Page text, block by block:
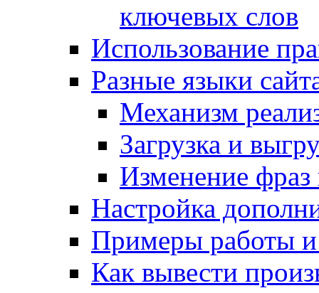
ключевых слов
Использование
Разные языки
Механизм
Загрузка и
Изменение
Настройка
Примеры работы
Как вывести